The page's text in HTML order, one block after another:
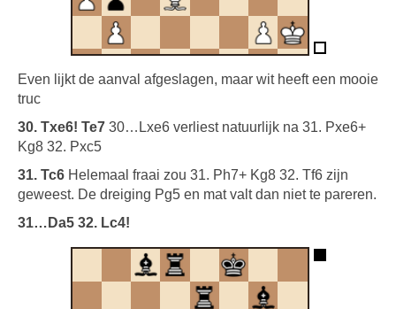
Even lijkt de aanval afgeslagen, maar wit heeft een mooie
truc
30. Txe6! Te7 30…Lxe6 verliest natuurlijk na 31. Pxe6+
Kg8 32. Pxc5
31. Tc6 Helemaal fraai zou 31. Ph7+ Kg8 32. Tf6 zijn
geweest. De dreiging Pg5 en mat valt dan niet te pareren.
31…Da5 32. Lc4!